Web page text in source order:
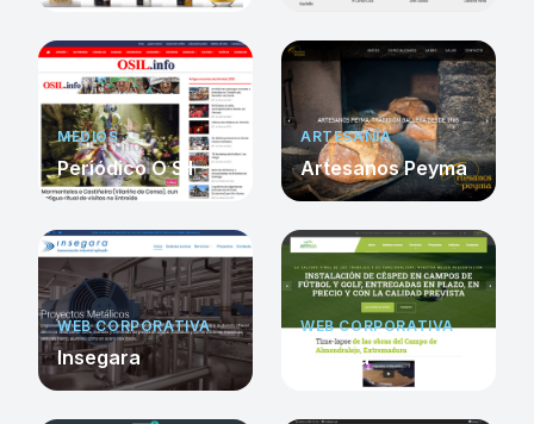
MEDIOS
Periódico O Sil
ARTESANÍA
Artesanos Peyma
WEB CORPORATIVA
Insegara
WEB CORPORATIVA
Arpasa